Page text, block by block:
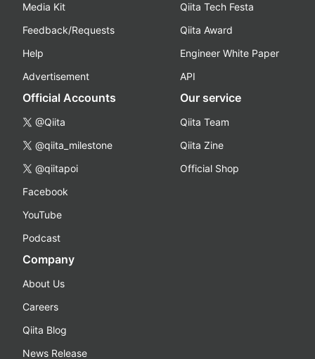
Media Kit
Feedback/Requests
Help
Advertisement
Qiita Tech Festa
Qiita Award
Engineer White Paper
API
Official Accounts
@Qiita
@qiita_milestone
@qiitapoi
Facebook
YouTube
Podcast
Our service
Qiita Team
Qiita Zine
Official Shop
Company
About Us
Careers
Qiita Blog
News Release